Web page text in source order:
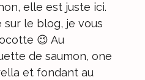
, elle est juste ici.
sur le blog, je vous
😉 Au
de saumon, one
et fondant au